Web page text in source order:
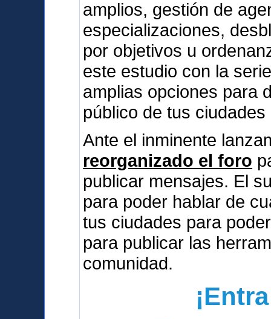
amplios, gestión de
especializaciones,
por objetivos u
este estudio con la
amplias opciones para
público de tus ciudades
Ante el inminente
reorganizado el foro
publicar mensajes. El
para poder hablar de
tus ciudades para
para publicar las
comunidad.